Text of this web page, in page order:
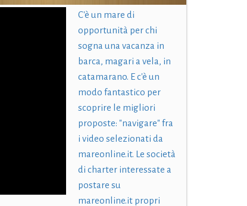
C'è un mare di
opportunità per chi
sogna una vacanza in
barca, magari a vela, in
catamarano. E c'è un
modo fantastico per
scoprire le migliori
proposte: "navigare" fra
i video selezionati da
mareonline.it. Le società
di charter interessate a
postare su
mareonline.it propri